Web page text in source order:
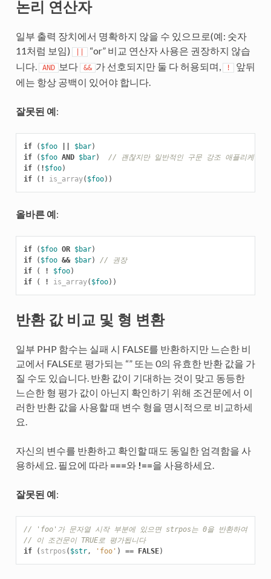
논리 연산자
일부 출력 장치에서 명확하지 않을 수 있으므로(예: 숫자
11처럼 보임)
“or” 비교 연산자 사용은 권장하지 않습
니다.
AND 보다 && 가 선호되지만 둘 다 허용되며, ! 앞뒤
에는 항상 공백이 있어야 합니다.
잘못된 예:
if ( $foo $bar)
if
( $foo AND $bar)
// 괜찮지만 일반적인 구문 강조 애플리케이션
if
( ! $foo)
if
( ! is_array( $foo))
올바른 예:
if ( $foo OR $bar)
if
( $foo && $bar)
// 권장
if
( ! $foo)
if
( ! is_array( $foo))
반환 값 비교 및 형 변환
일부 PHP 함수는 실패 시 FALSE를 반환하지만 느슨한 비
교에서 FALSE로 평가되는 “” 또는 0의 유효한 반환 값을 가
질 수도 있습니다. 반환 값이 기대하는 것이 맞고 동등한
느슨한 형 평가 값이 아닌지 확인하기 위해 조건문에서 이
러한 반환 값을 사용할 때 변수 형을 명시적으로 비교하세
요.
자신의 변수를 반환하고 확인할 때도 동일한 엄격함을 사
용하세요. 필요에 따라 ===와 !==을 사용하세요.
잘못된 예:
// 'foo'가 문자열 시작 부분에 있으면 strpos는 0을 반환하여
// 이 조건문이 TRUE로 평가됩니다
if
( strpos ( $str, 'foo' ) == FALSE)